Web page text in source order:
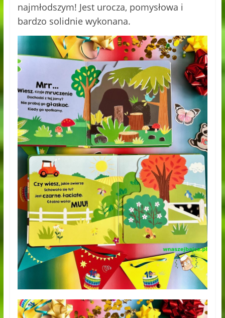
najmłodszym! Jest urocza, pomysłowa i
bardzo solidnie wykonana.